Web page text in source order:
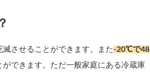
滅させることができます。また-20℃で48
できます。ただ一般家庭にある冷蔵庫